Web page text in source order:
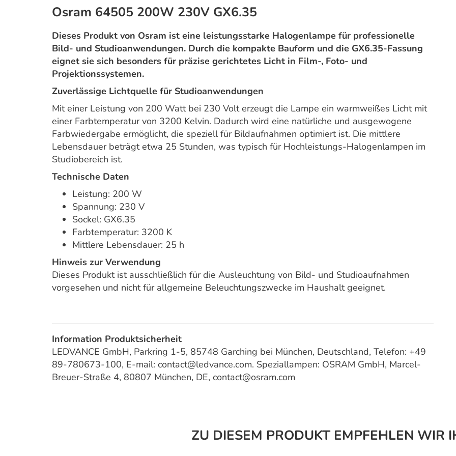
Osram 64505 200W 230V GX6.35
Dieses Produkt von Osram ist eine leistungsstarke Halogenlampe für professionelle
Bild- und Studioanwendungen. Durch die kompakte Bauform und die GX6.35-Fassung
eignet sie sich besonders für präzise gerichtetes Licht in Film-, Foto- und
Projektionssystemen.
Zuverlässige Lichtquelle für Studioanwendungen
Mit einer Leistung von 200 Watt bei 230 Volt erzeugt die Lampe ein warmweißes Licht mit
einer Farbtemperatur von 3200 Kelvin. Dadurch wird eine natürliche und ausgewogene
Farbwiedergabe ermöglicht, die speziell für Bildaufnahmen optimiert ist. Die mittlere
Lebensdauer beträgt etwa 25 Stunden, was typisch für Hochleistungs-Halogenlampen im
Studiobereich ist.
Technische Daten
Leistung: 200 W
Spannung: 230 V
Sockel: GX6.35
Farbtemperatur: 3200 K
Mittlere Lebensdauer: 25 h
Hinweis zur Verwendung
Dieses Produkt ist ausschließlich für die Ausleuchtung von Bild- und Studioaufnahmen
vorgesehen und nicht für allgemeine Beleuchtungszwecke im Haushalt geeignet.
Information Produktsicherheit
LEDVANCE GmbH, Parkring 1-5, 85748 Garching bei München, Deutschland, Telefon: +49
89-780673-100, E-mail: contact@ledvance.com. Speziallampen: OSRAM GmbH, Marcel-
Breuer-Straße 4, 80807 München, DE, contact@osram.com
ZU DIESEM PRODUKT EMPFEHLEN WIR